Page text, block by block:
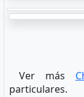
Ver más
particulares.